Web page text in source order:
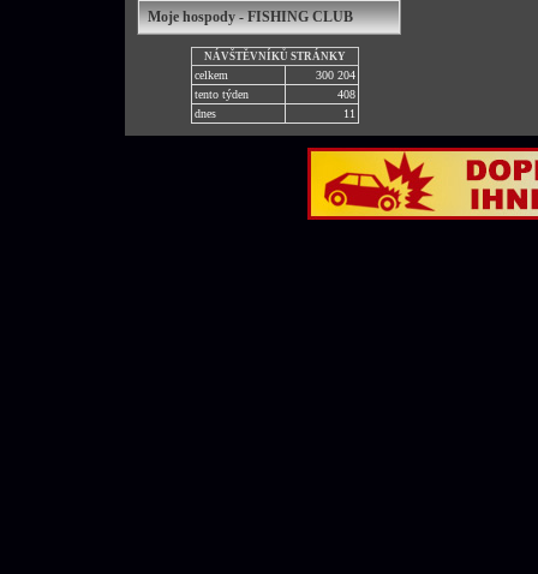
Moje hospody - FISHING CLUB
NÁVŠTĚVNÍKŮ STRÁNKY
celkem
300 204
tento týden
408
dnes
11